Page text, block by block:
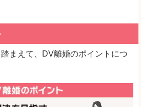
踏まえて、DV離婚のポイントにつ